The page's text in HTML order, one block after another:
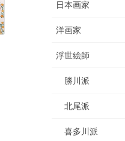
日本画家
洋画家
浮世絵師
勝川派
北尾派
喜多川派